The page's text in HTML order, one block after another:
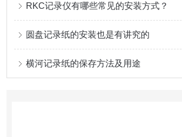
RKC记录仪有哪些常见的安装方式？
圆盘记录纸的安装也是有讲究的
横河记录纸的保存方法及用途